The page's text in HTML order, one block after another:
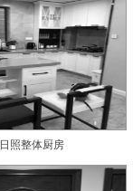
日照整体厨房